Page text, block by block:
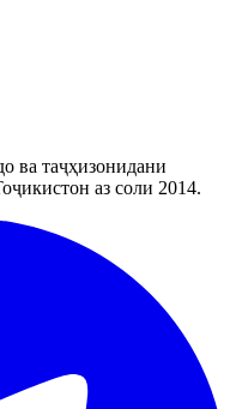
ва таҷҳизонидани
аз соли 2014.